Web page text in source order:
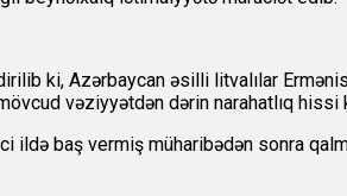
ki, Azərbaycan əsilli litvalılar
vəziyyətdən dərin narahatlıq hissi
ildə baş vermiş müharibədən sonra